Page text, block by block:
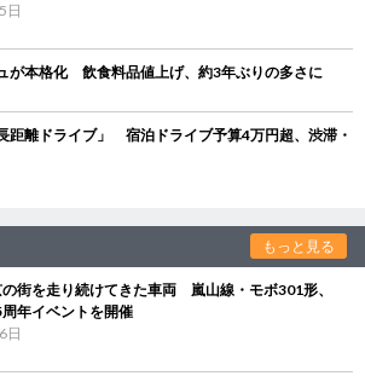
日
が本格化 飲食料品値上げ、約3年ぶりの多さに
距離ドライブ」 宿泊ドライブ予算4万円超、渋滞・
もっと見る
街を走り続けてきた車両 嵐山線・モボ301形、
年イベントを開催
日